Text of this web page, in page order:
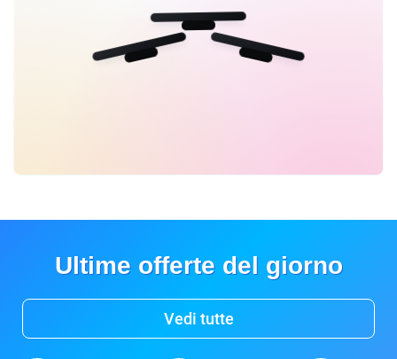
Ultime offerte del giorno
Vedi tutte